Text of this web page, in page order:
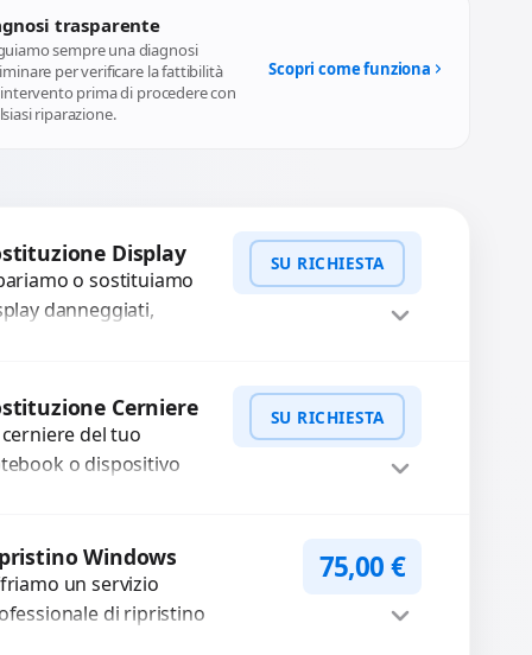
trasparente
sempre una diagnosi
per verificare la fattibilità
prima di procedere con
riparazione.
Scopri come funziona
Display
o sostituiamo
danneggiati,
LCD rotto, aloni
sbiaditi,...
SU RICHIESTA
WhatsApp
Cerniere
cerniere del tuo
o dispositivo
o sostituiamo
difettose con
SU RICHIESTA
Preventivo
Windows
un servizio
di ripristino
75,00€